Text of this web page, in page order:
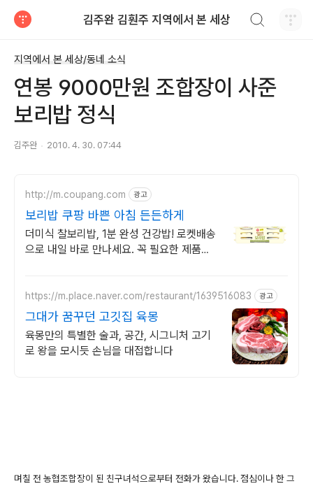
김주완 김훤주 지역에서 본 세상
지역에서 본 세상/동네 소식
연봉 9000만원 조합장이 사준
보리밥 정식
김주완 2010. 4. 30. 07:44
http://m.coupang.com 광고
보리밥 쿠팡 바쁜 아침 든든하게
더미식 찰보리밥, 1분 완성 건강밥! 로켓배송
으로 내일 바로 만나세요. 꼭 필요한 제품은
https://m.place.naver.com/restaurant/1639516083 광고
그대가 꿈꾸던 고깃집 육몽
육몽만의 특별한 술과, 공간, 시그니처 고기
로 왕을 모시듯 손님을 대접합니다
며칠 전 농협조합장이 된 친구녀석으로부터 전화가 왔습니다. 점심이나 한 그